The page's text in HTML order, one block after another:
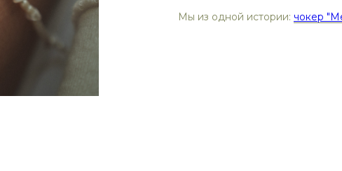
Мы из одной истории: чокер